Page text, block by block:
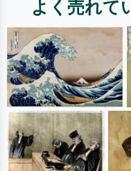
よく売れて